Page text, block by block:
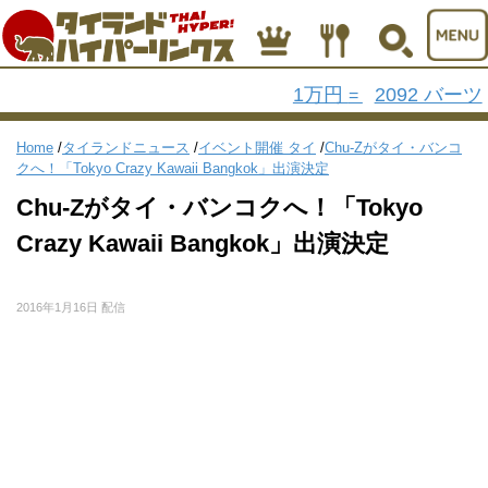
1万円 = 2092 バーツ
Home /タイランドニュース /イベント開催 タイ /Chu-Zがタイ・バンコ
クへ！「Tokyo Crazy Kawaii Bangkok」出演決定
Chu-Zがタイ・バンコクへ！「Tokyo
Crazy Kawaii Bangkok」出演決定
2016年1月16日 配信